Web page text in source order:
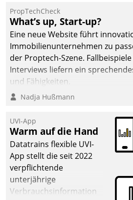
operativen
Instandhaltung in die
SAP-Systemlandschaft
deutscher
Wohnungsunternehmen
– und beschleunigt damit
Mieteranliegen zum
PropTechCheck
What’s up, Start-up?
Eine neue Website führt
Immobilienunternehmen zu
der Proptech-Szene.
Interviews liefern ein
und Fähigkeiten.
Nadja Hußmann
UVI-App
Warm auf die Hand
Datatrains flexible UVI-
App stellt die seit 2022
verpflichtende
unterjährige
Verbrauchsinformation